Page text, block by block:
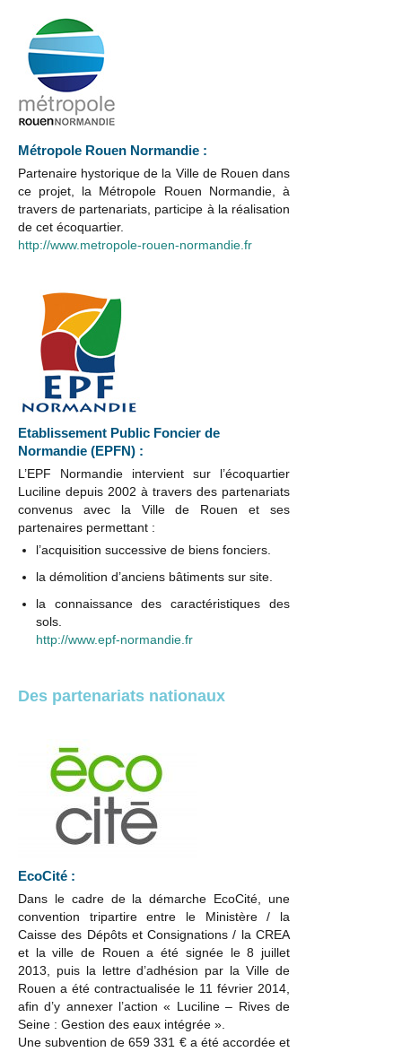
Métropole Rouen Normandie :
Partenaire hystorique de la Ville de Rouen dans
ce projet, la Métropole Rouen Normandie, à
travers de partenariats, participe à la réalisation
de cet écoquartier.
http://www.metropole-rouen-normandie.fr
Etablissement Public Foncier de
Normandie (EPFN) :
L’EPF Normandie intervient sur l’écoquartier
Luciline depuis 2002 à travers des partenariats
convenus avec la Ville de Rouen et ses
partenaires permettant :
l’acquisition successive de biens fonciers.
la démolition d’anciens bâtiments sur site.
la connaissance des caractéristiques des
sols.
http://www.epf-normandie.fr
Des partenariats nationaux
EcoCité :
Dans le cadre de la démarche EcoCité, une
convention tripartire entre le Ministère / la
Caisse des Dépôts et Consignations / la CREA
et la ville de Rouen a été signée le 8 juillet
2013, puis la lettre d’adhésion par la Ville de
Rouen a été contractualisée le 11 février 2014,
afin d’y annexer l’action « Luciline – Rives de
Seine : Gestion des eaux intégrée ».
Une subvention de 659 331 € a été accordée et